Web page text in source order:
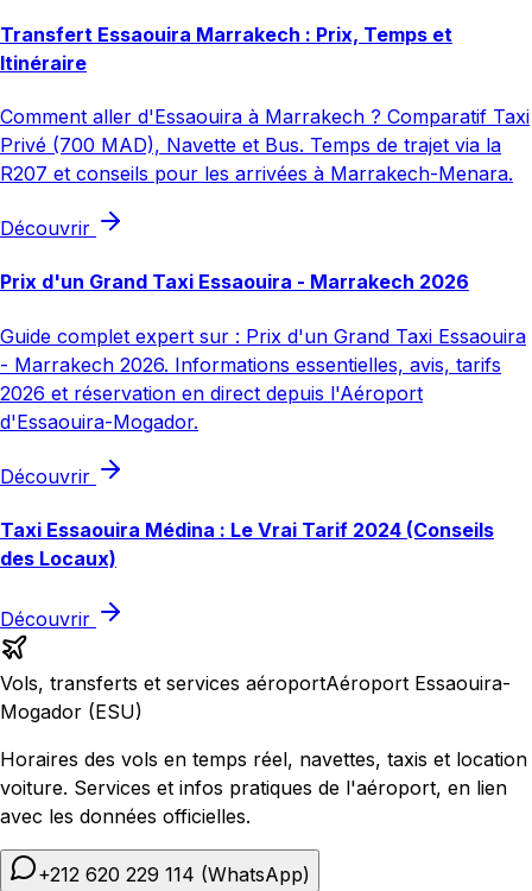
Transfert Essaouira Marrakech : Prix, Temps et
Itinéraire
Comment aller d'Essaouira à Marrakech ? Comparatif Taxi
Privé (700 MAD), Navette et Bus. Temps de trajet via la
R207 et conseils pour les arrivées à Marrakech-Menara.
Découvrir
Prix d'un Grand Taxi Essaouira - Marrakech 2026
Guide complet expert sur : Prix d'un Grand Taxi Essaouira
- Marrakech 2026. Informations essentielles, avis, tarifs
2026 et réservation en direct depuis l'Aéroport
d'Essaouira-Mogador.
Découvrir
Taxi Essaouira Médina : Le Vrai Tarif 2024 (Conseils
des Locaux)
Découvrir
Vols, transferts et services aéroportAéroport Essaouira-
Mogador (ESU)
Horaires des vols en temps réel, navettes, taxis et location
voiture. Services et infos pratiques de l'aéroport, en lien
avec les données officielles.
+212 620 229 114 (WhatsApp)